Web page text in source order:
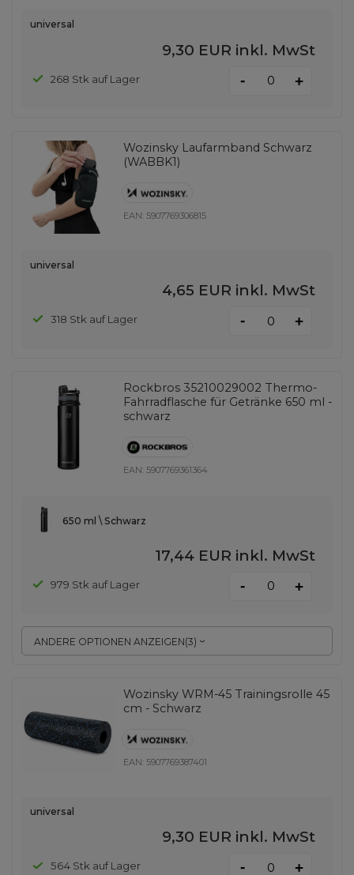
universal
9,30 EUR inkl. MwSt
268 Stk auf Lager - +
Wozinsky Laufarmband Schwarz
(WABBK1)
EAN: 5907769306815
universal
4,65 EUR inkl. MwSt
318 Stk auf Lager - +
Rockbros 35210029002 Thermo-
Fahrradflasche für Getränke 650 ml -
schwarz
EAN: 5907769361364
ANDERE OPTIONEN ANZEIGEN(3)
650 ml \ Schwarz
17,44 EUR inkl. MwSt
979 Stk auf Lager - +
Wozinsky WRM-45 Trainingsrolle 45
cm - Schwarz
EAN: 5907769387401
universal
9,30 EUR inkl. MwSt
564 Stk auf Lager - +